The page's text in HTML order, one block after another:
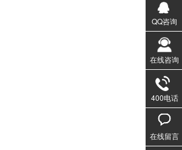
QQ咨询
在线咨询
400电话
020-
在线留言